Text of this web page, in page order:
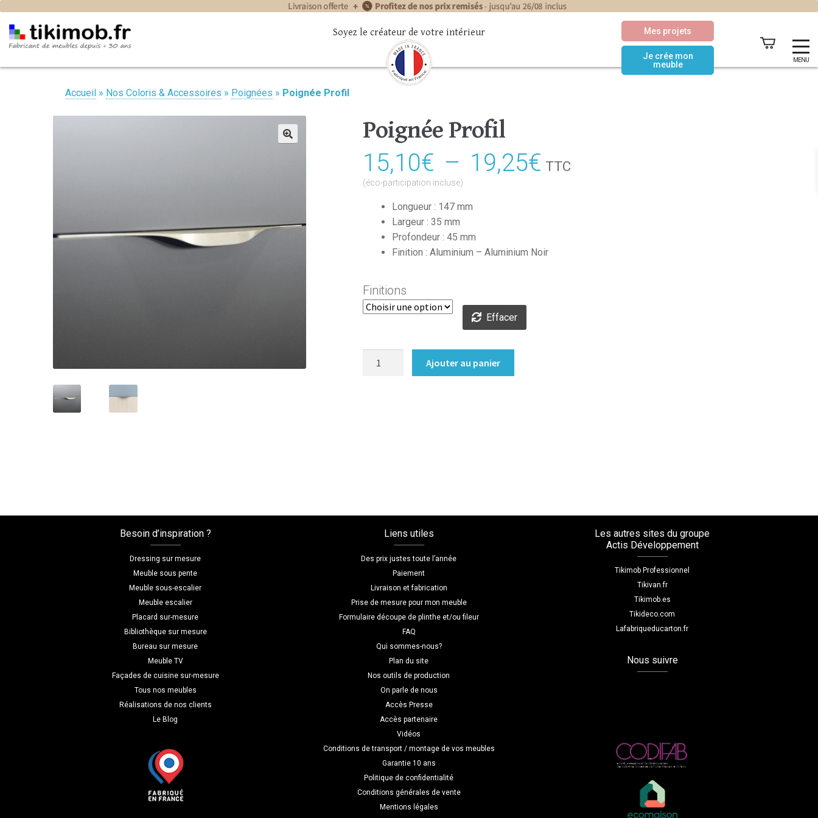
MENU
Mes projets
Je crée mon
meuble
Soyez le créateur de votre intérieur
Accueil » Nos Coloris & Accessoires » Poignées » Poignée Profil
Poignée Profil
15,10€ – 19,25€Plage
à
TTC
(éco-participation incluse)
Longueur : 147 mm
Largeur : 35 mm
Profondeur : 45 mm
Finition : Aluminium – Aluminium Noir
Finitions
Effacer
Ajouter au panier
Besoin d’inspiration ?
Dressing sur mesure
Meuble sous pente
Meuble sous-escalier
Meuble escalier
Placard sur-mesure
Bibliothèque sur mesure
Bureau sur mesure
Meuble TV
Façades de cuisine sur-mesure
Tous nos meubles
Réalisations de nos clients
Le Blog
Liens utiles
Des prix justes toute l’année
Paiement
Livraison et fabrication
Prise de mesure pour mon meuble
Formulaire découpe de plinthe et/ou fileur
FAQ
Qui sommes-nous?
Plan du site
Nos outils de production
On parle de nous
Accès Presse
Accès partenaire
Vidéos
Conditions de transport / montage de vos meubles
Garantie 10 ans
Politique de confidentialité
Conditions générales de vente
Mentions légales
Les autres sites du groupe
Actis Développement
Tikimob Professionnel
Tikivan.fr
Tikimob.es
Tikideco.com
Lafabriqueducarton.fr
Nous suivre